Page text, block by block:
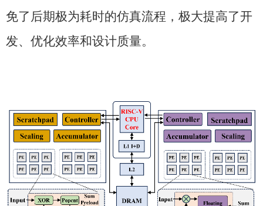
免了后期极为耗时的仿真流程，极大提高了开
发、优化效率和设计质量。